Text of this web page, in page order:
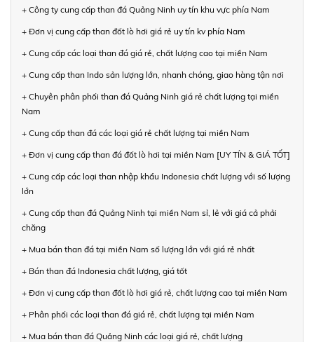
+ Công ty cung cấp than đá Quảng Ninh uy tín khu vực phía Nam
+ Đơn vị cung cấp than đốt lò hơi giá rẻ uy tín kv phía Nam
+ Cung cấp các loại than đá giá rẻ, chất lượng cao tại miền Nam
+ Cung cấp than Indo sản lượng lớn, nhanh chóng, giao hàng tận nơi
+ Chuyên phân phối than đá Quảng Ninh giá rẻ chất lượng tại miền
Nam
+ Cung cấp than đá các loại giá rẻ chất lượng tại miền Nam
+ Đơn vị cung cấp than đá đốt lò hơi tại miền Nam [UY TÍN & GIÁ TỐT]
+ Cung cấp các loại than nhập khẩu Indonesia chất lượng với số lượng
lớn
+ Cung cấp than đá Quảng Ninh tại miền Nam sỉ, lẻ với giá cả phải
chăng
+ Mua bán than đá tại miền Nam số lượng lớn với giá rẻ nhất
+ Bán than đá Indonesia chất lượng, giá tốt
+ Đơn vị cung cấp than đốt lò hơi giá rẻ, chất lượng cao tại miền Nam
+ Phân phối các loại than đá giá rẻ, chất lượng tại miền Nam
+ Mua bán than đá Quảng Ninh các loại giá rẻ, chất lượng